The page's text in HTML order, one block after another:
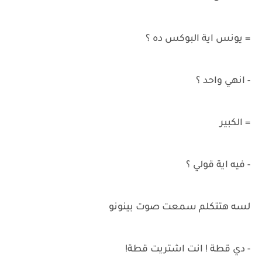
= يونس اية البوكس ده ؟
- انهي واحد ؟
= الكبير
- فيه اية قولي ؟
لسه هتتكلم سمعت صوت بينونو
- دي قطة ! انت اشتريت قطة!